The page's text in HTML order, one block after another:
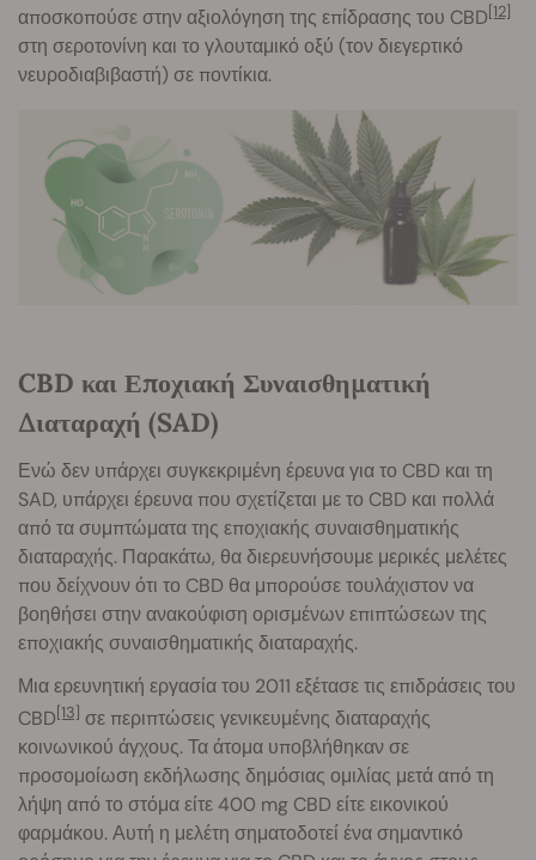
αποσκοπούσε στην αξιολόγηση της επίδρασης του CBD[12]
στη σεροτονίνη και το γλουταμικό οξύ (τον διεγερτικό
νευροδιαβιβαστή) σε ποντίκια.
CBD και Εποχιακή Συναισθηματική
Διαταραχή (SAD)
Ενώ δεν υπάρχει συγκεκριμένη έρευνα για το CBD και τη
SAD, υπάρχει έρευνα που σχετίζεται με το CBD και πολλά
από τα συμπτώματα της εποχιακής συναισθηματικής
διαταραχής. Παρακάτω, θα διερευνήσουμε μερικές μελέτες
που δείχνουν ότι το CBD θα μπορούσε τουλάχιστον να
βοηθήσει στην ανακούφιση ορισμένων επιπτώσεων της
εποχιακής συναισθηματικής διαταραχής.
Μια ερευνητική εργασία του 2011 εξέτασε τις επιδράσεις του
CBD[13] σε περιπτώσεις γενικευμένης διαταραχής
κοινωνικού άγχους. Τα άτομα υποβλήθηκαν σε
προσομοίωση εκδήλωσης δημόσιας ομιλίας μετά από τη
λήψη από το στόμα είτε 400 mg CBD είτε εικονικού
φαρμάκου. Αυτή η μελέτη σηματοδοτεί ένα σημαντικό